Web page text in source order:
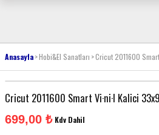
Anasayfa Hobi&El Sanatları Cricut 2011600
Cricut 2011600 Smart Vi·ni·l Kalici
699,00 ₺ Kdv Dahil